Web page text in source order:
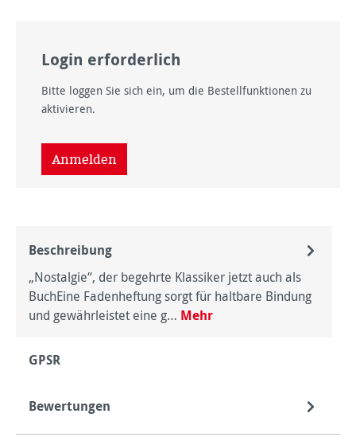
Login erforderlich
Bitte loggen Sie sich ein, um die Bestellfunktionen zu
aktivieren.
Anmelden
Beschreibung
„Nostalgie“, der begehrte Klassiker jetzt auch als
BuchEine Fadenheftung sorgt für haltbare Bindung
und gewährleistet eine g… Mehr
GPSR
Bewertungen